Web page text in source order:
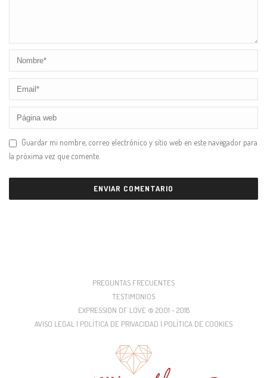
Guardar mi nombre, correo electrónico y sitio web en este navegador para
la próxima vez que comente.
PREGUNTAS FRECUENTES
TESTIMONIOS
EXPRESSION OF LOVE © 2001 - 2018
AVISO LEGAL | POLÍTICA DE PRIVACIDAD | POLÍTICA DE COOKIES